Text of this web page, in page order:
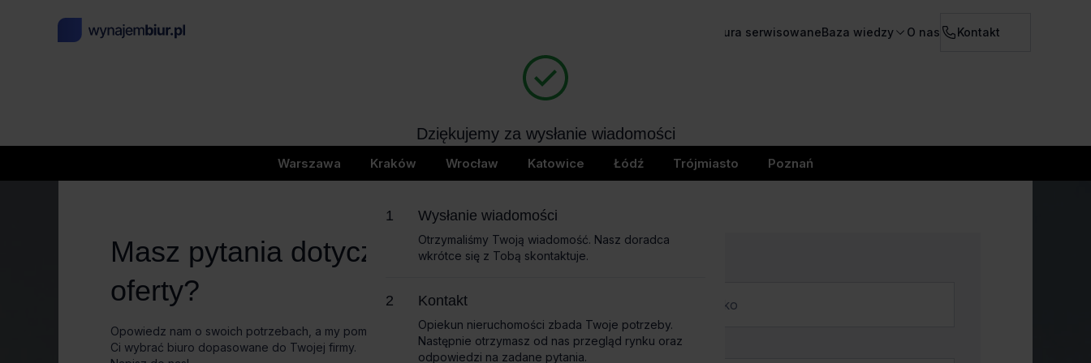
Biura serwisowaneBaza wiedzy O nas Kontakt
404
page not found
Warszawa Kraków Wrocław Katowice Łódź Trójmiasto Poznań
Masz pytania dotyczące
oferty?
Opowiedz nam o swoich potrzebach, a my pomożemy
Ci wybrać biuro dopasowane do Twojej firmy.
Nazwa firmy
Dziękujemy za wysłanie wiadomości
Wkrótce skontaktujemy się z Tobą
Wysłanie wiadomości
Otrzymaliśmy Twoją wiadomość. Nasz doradca
wkrótce się z Tobą skontaktuje.
Kontakt
Opiekun nieruchomości zbada Twoje potrzeby.
Następnie otrzymasz od nas przegląd rynku oraz
odpowiedzi na zadane pytania.